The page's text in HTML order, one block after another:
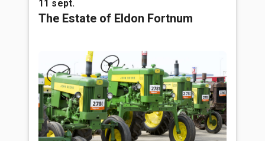
11 sept.
The Estate of Eldon Fortnum